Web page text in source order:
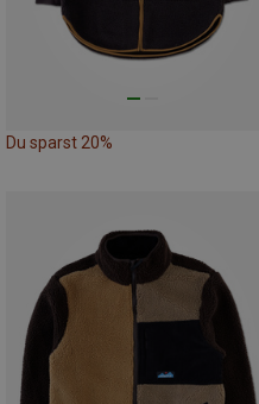
Du sparst 20%